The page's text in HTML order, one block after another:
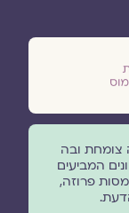
צומחת ובה
המביעים
פרוזה,